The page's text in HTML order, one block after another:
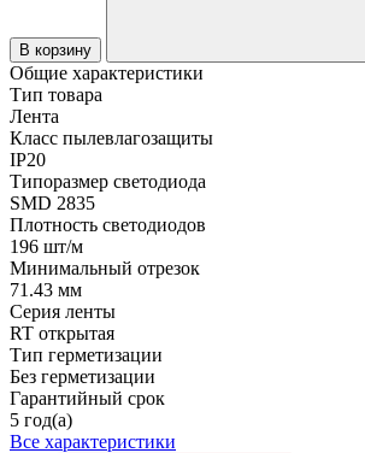
В корзину
Общие характеристики
Тип товара
Лента
Класс пылевлагозащиты
IP20
Типоразмер светодиода
SMD 2835
Плотность светодиодов
196 шт/м
Минимальный отрезок
71.43 мм
Серия ленты
RT открытая
Тип герметизации
Без герметизации
Гарантийный срок
5 год(а)
Все характеристики